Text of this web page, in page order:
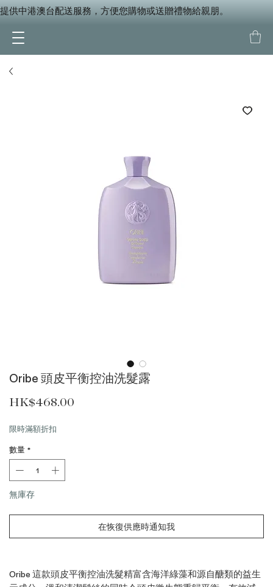
提供中港澳台配送服務，方便您購物或送贈禮物給親朋。
Oribe 頭皮平衡控油洗髮露
HK$468.00
限時滿額折扣
數量 *
無庫存
在恢復供應時通知我
Oribe 這款頭皮平衡控油洗髮精富含海洋綠藻和源自醣類的益生